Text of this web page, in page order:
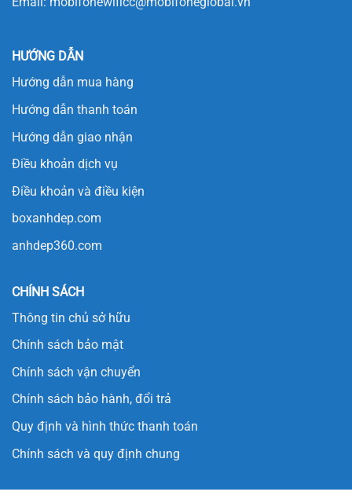
HƯỚNG DẪN
Hướng dẫn mua hàng
Hướng dẫn thanh toán
Hướng dẫn giao nhận
Điều khoản dịch vụ
Điều khoản và điều kiện
boxanhdep.com
anhdep360.com
CHÍNH SÁCH
Thông tin chủ sở hữu
Chính sách bảo mật
Chính sách vận chuyển
Chính sách bảo hành, đổi trả
Quy định và hình thức thanh toán
Chính sách và quy định chung